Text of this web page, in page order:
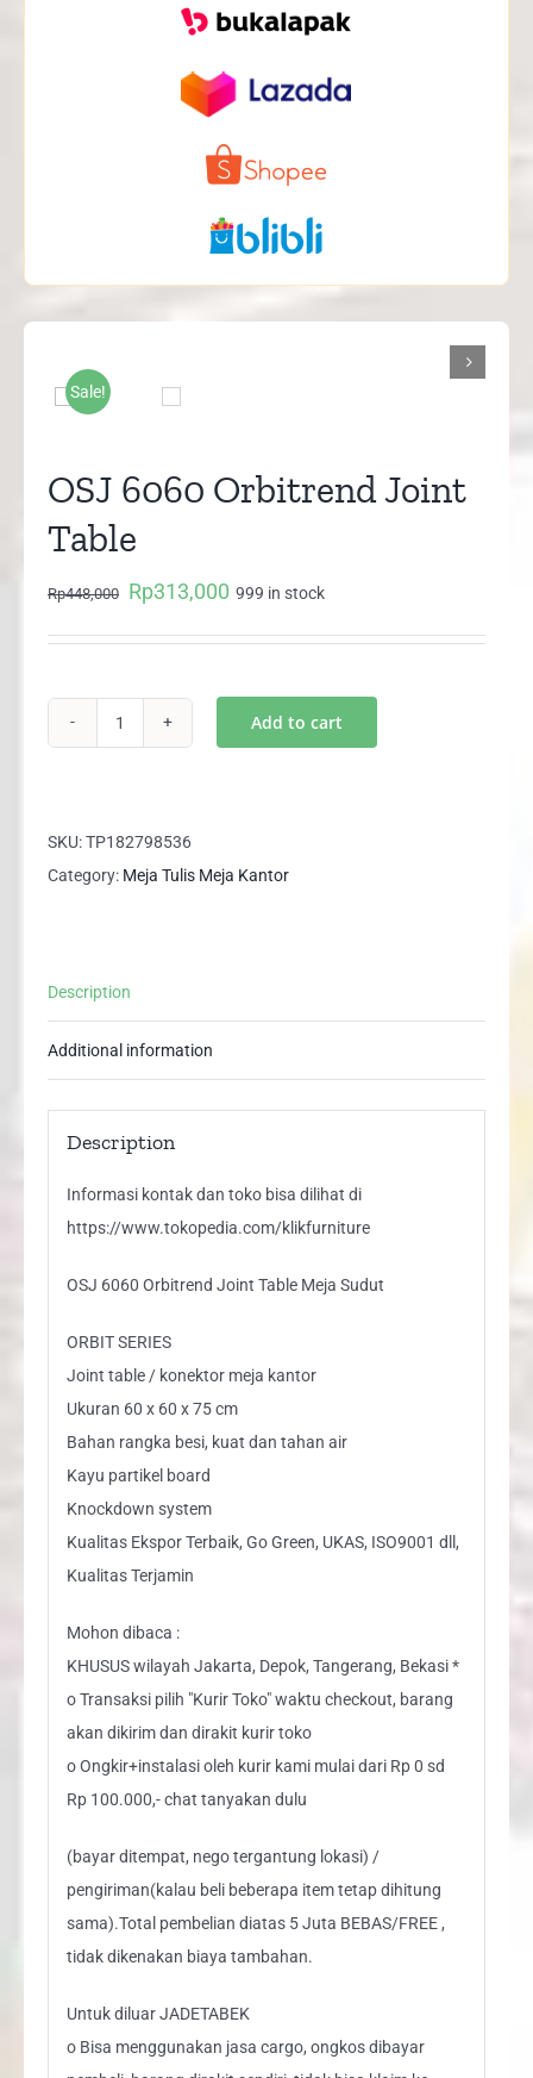
Sale!

OSJ 6060 Orbitrend Joint
Table
Rp448,000
Original
Rp313,000 Current
999 in stock
Joint
Table
Add to cart
SKU:TP182798536
Category: Meja Tulis Meja Kantor
Description
Additional information
Description
Informasi kontak dan toko bisa dilihat di
https://www.tokopedia.com/klikfurniture
OSJ 6060 Orbitrend Joint Table Meja Sudut
ORBIT SERIES
Joint table / konektor meja kantor
Ukuran 60 x 60 x 75 cm
Bahan rangka besi, kuat dan tahan air
Kayu partikel board
Knockdown system
Kualitas Ekspor Terbaik, Go Green, UKAS, ISO9001 dll,
Kualitas Terjamin
Mohon dibaca :
KHUSUS wilayah Jakarta, Depok, Tangerang, Bekasi *
o Transaksi pilih "Kurir Toko" waktu checkout, barang
akan dikirim dan dirakit kurir toko
o Ongkir+instalasi oleh kurir kami mulai dari Rp 0 sd
Rp 100.000,- chat tanyakan dulu
(bayar ditempat, nego tergantung lokasi) /
pengiriman(kalau beli beberapa item tetap dihitung
sama).Total pembelian diatas 5 Juta BEBAS/FREE ,
tidak dikenakan biaya tambahan.
Untuk diluar JADETABEK
o Bisa menggunakan jasa cargo, ongkos dibayar